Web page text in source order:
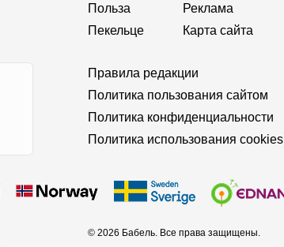
Польза
Пекельце
Реклама
Карта сайта
Правила редакции
Политика пользования сайтом
Политика конфиденциальности
Политика использования cookies
© 2026 Бабель. Все права защищены.